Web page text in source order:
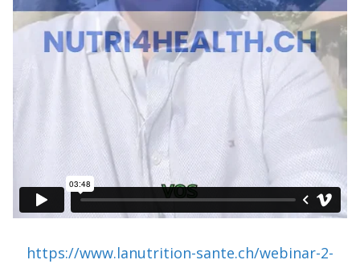
https://www.lanutrition-sante.ch/webinar-2-